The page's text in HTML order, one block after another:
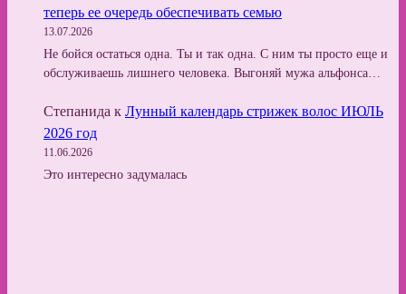
теперь ее очередь обеспечивать семью
13.07.2026
Не бойся остаться одна. Ты и так одна. С ним ты просто еще и
обслуживаешь лишнего человека. Выгоняй мужа альфонса…
Степанида к Лунный календарь стрижек волос ИЮЛЬ
2026 год
11.06.2026
Это интересно задумалась